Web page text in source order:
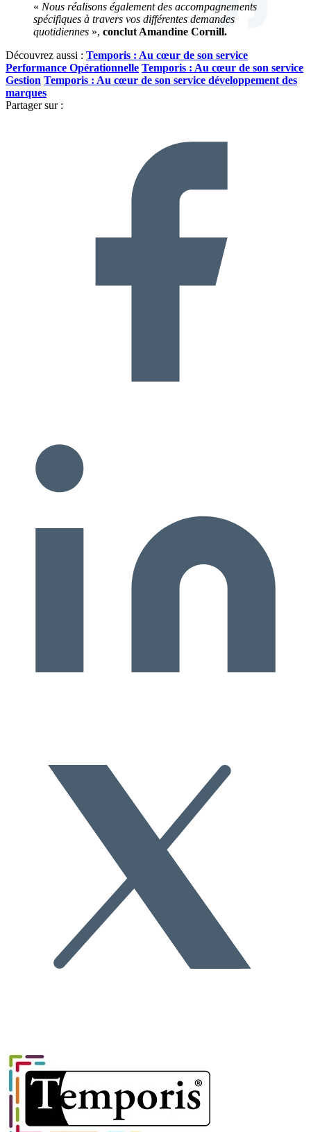
« Nous réalisons également des accompagnements
spécifiques à travers vos différentes demandes
quotidiennes », conclut Amandine Cornill.
Découvrez aussi : Temporis : Au cœur de son service
Performance Opérationnelle Temporis : Au cœur de son service
Gestion Temporis : Au cœur de son service développement des
marques
Partager sur :